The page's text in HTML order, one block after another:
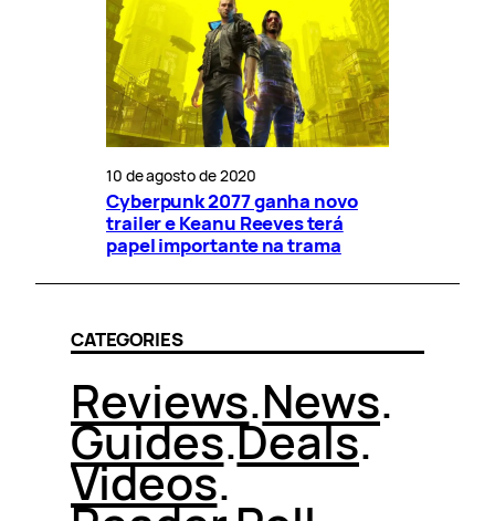
10 de agosto de 2020
Cyberpunk 2077 ganha novo
trailer e Keanu Reeves terá
papel importante na trama
CATEGORIES
Reviews.News.
Guides.Deals.
Videos.